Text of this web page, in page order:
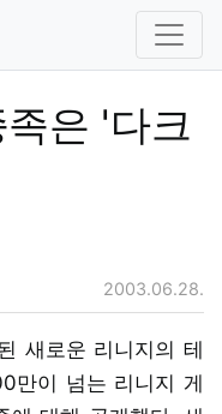
은 '다크
2003.06.28.
새로운 리니지의 테
만이 넘는 리니지 게